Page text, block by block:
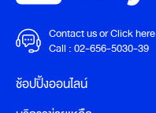
Contact us or Click here
Call :02-656-5030-39
ช้อปปิ้งออนไลน์